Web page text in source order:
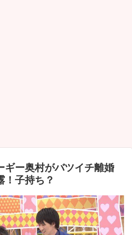
ギー奥村がバツイチ離婚
！子持ち？